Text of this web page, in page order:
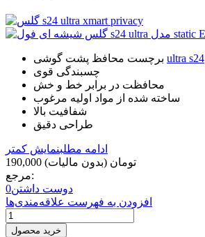
ultra s24
چسبندگی قوی
محافظت در برابر خط و خش
ساخته شده از مواد اولیه مرغوب
شفافیت بالا
طراحی دقیق
ادامه مطلبنمایش کمتر
190,000 تومان (بدون مالیات)
مرجع:
دوست داشتن0
افزودن به فهرست علاقه‌مندی‌ها
خرید محصول